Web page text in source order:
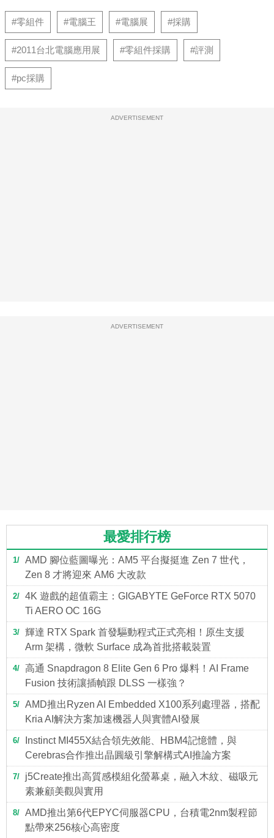
#零組件 #電腦王 #電腦展 #採購
#2011台北電腦應用展 #零組件採購 #評測
#pc採購
ADVERTISEMENT
ADVERTISEMENT
最愛排行榜
1
AMD 腳位藍圖曝光：AM5 平台擬挺進 Zen 7 世代，
Zen 8 才將迎來 AM6 大改款
2
4K 遊戲的超值霸主：GIGABYTE GeForce RTX 5070
Ti AERO OC 16G
3
輝達 RTX Spark 首發驅動程式正式亮相！原生支援
Arm 架構，微軟 Surface 成為首批搭載裝置
4
高通 Snapdragon 8 Elite Gen 6 Pro 爆料！AI Frame
Fusion 技術讓插幀跟 DLSS 一樣強？
5
AMD推出Ryzen AI Embedded X100系列處理器，搭配
Kria AI解決方案加速機器人與實體AI發展
6
Instinct MI455X結合領先效能、HBM4記憶體，與
Cerebras合作推出晶圓級引擎解構式AI推論方案
7
j5Create推出高質感模組化螢幕桌，融入木紋、磁吸元
素兼顧美觀與實用
8
AMD推出第6代EPYC伺服器CPU，台積電2nm製程節
點帶來256核心高密度